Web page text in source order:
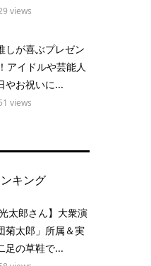
views
しが喜ぶプレゼン
アイドルや芸能人
やお祝いに...
views
キング
太郎さん】大衆演
菊太郎」所属＆実
足の草鞋で...